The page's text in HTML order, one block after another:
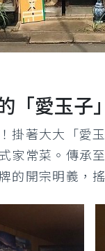
「愛玉子」
著大大「愛
家常菜。傳承
的開宗明義，